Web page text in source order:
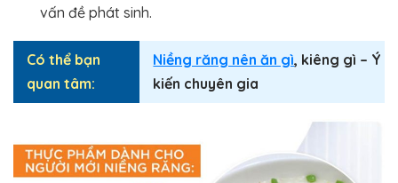
vấn đề phát sinh.
Có thể bạn
quan tâm:
Niềng răng nên ăn gì, kiêng gì – Ý
kiến chuyên gia